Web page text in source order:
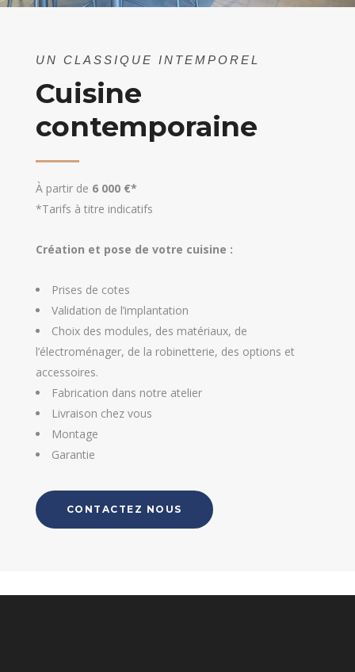
UN CLASSIQUE INTEMPOREL
Cuisine
contemporaine
À partir de 6 000 €*
*Tarifs à titre indicatifs
Création et pose de votre cuisine :
Prises de cotes
Validation de l’implantation
Choix des modules, des matériaux, de
l’électroménager, de la robinetterie, des options et
accessoires.
Fabrication dans notre atelier
Livraison chez vous
Montage
Garantie
CONTACTEZ NOUS